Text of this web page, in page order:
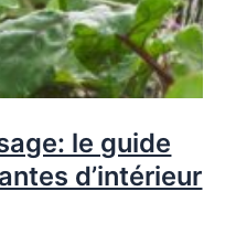
le guide
d’intérieur